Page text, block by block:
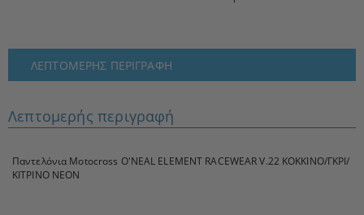
ΛΕΠΤΟΜΕΡΉΣ ΠΕΡΙΓΡΑΦΉ
Λεπτομερής περιγραφή
Παντελόνια Motocross O'NEAL ELEMENT RACEWEAR V.22 ΚΟΚΚΙΝΟ/ΓΚΡΙ/
ΚΙΤΡΙΝΟ ΝΕΟΝ